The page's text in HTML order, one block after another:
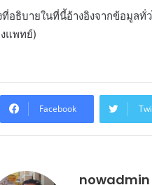
ที่อธิบายในที่นี้อ้างอิงจากข้อมูล
แพทย์)
Facebook
nowadmin